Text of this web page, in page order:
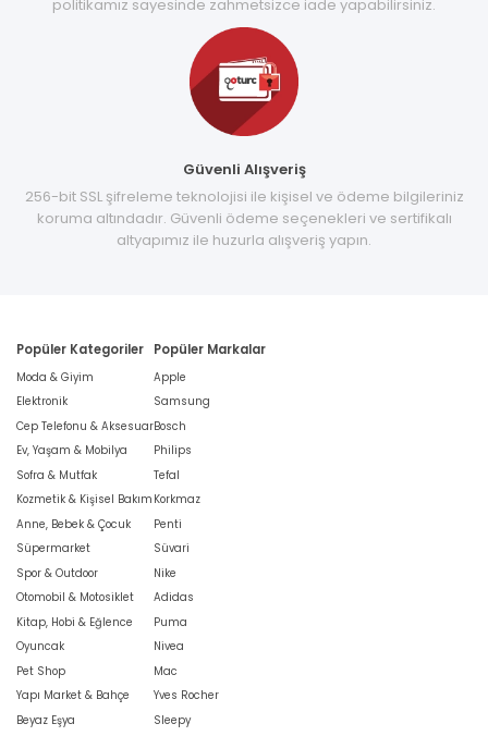
politikamız sayesinde zahmetsizce iade yapabilirsiniz.
Güvenli Alışveriş
256-bit SSL şifreleme teknolojisi ile kişisel ve ödeme bilgileriniz
koruma altındadır. Güvenli ödeme seçenekleri ve sertifikalı
altyapımız ile huzurla alışveriş yapın.
Popüler Kategoriler
Moda & Giyim
Elektronik
Cep Telefonu & Aksesuar
Ev, Yaşam & Mobilya
Sofra & Mutfak
Kozmetik & Kişisel Bakım
Anne, Bebek & Çocuk
Süpermarket
Spor & Outdoor
Otomobil & Motosiklet
Kitap, Hobi & Eğlence
Oyuncak
Pet Shop
Yapı Market & Bahçe
Beyaz Eşya
Popüler Markalar
Apple
Samsung
Bosch
Philips
Tefal
Korkmaz
Penti
Süvari
Nike
Adidas
Puma
Nivea
Mac
Yves Rocher
Sleepy